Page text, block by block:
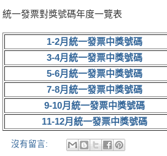
統一發票對獎號碼年度一覽表
1-2月統一發票中獎號碼
3-4月統一發票中獎號碼
5-6月統一發票中獎號碼
7-8月統一發票中獎號碼
9-10月統一發票中獎號碼
11-12月統一發票中獎號碼
沒有留言: